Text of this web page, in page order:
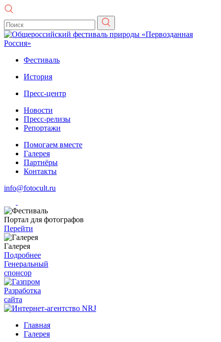
Фестиваль
История
Пресс-центр
Новости
Пресс-релизы
Репортажи
Помогаем вместе
Галерея
Партнёры
Контакты
info@fotocult.ru
Портал для фотографов
Перейти
Галерея
Подробнее
Генеральный
спонсор
Разработка
сайта
Главная
Галерея